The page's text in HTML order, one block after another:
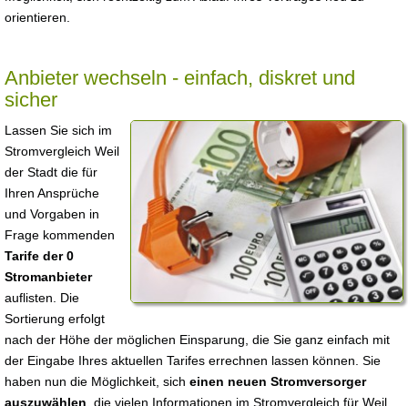
orientieren.
Anbieter wechseln - einfach, diskret und
sicher
Lassen Sie sich im
Stromvergleich Weil
der Stadt die für
Ihren Ansprüche
und Vorgaben in
Frage kommenden
Tarife der 0
Stromanbieter
auflisten. Die
Sortierung erfolgt
nach der Höhe der möglichen Einsparung, die Sie ganz einfach mit
der Eingabe Ihres aktuellen Tarifes errechnen lassen können. Sie
haben nun die Möglichkeit, sich einen neuen Stromversorger
auszuwählen , die vielen Informationen im Stromvergleich für Weil